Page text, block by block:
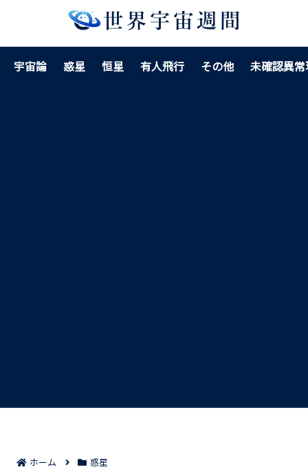
宇宙論 惑星 恒星 有人飛行 その他 未確認異
ホーム 惑星